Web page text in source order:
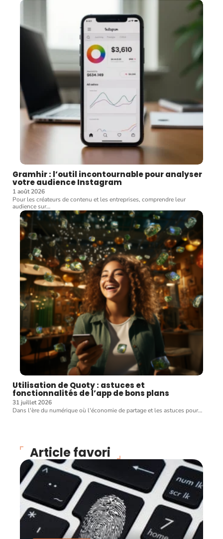
Gramhir : l’outil incontournable pour analyser
votre audience Instagram
1 août 2026
Pour les créateurs de contenu et les entreprises, comprendre leur
audience sur…
Utilisation de Quoty : astuces et
fonctionnalités de l’app de bons plans
31 juillet 2026
Dans l'ère du numérique où l'économie de partage et les astuces pour…
Article favori